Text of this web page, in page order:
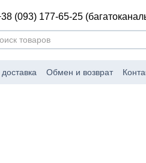
(093) 177-65-25
Обмен и возврат